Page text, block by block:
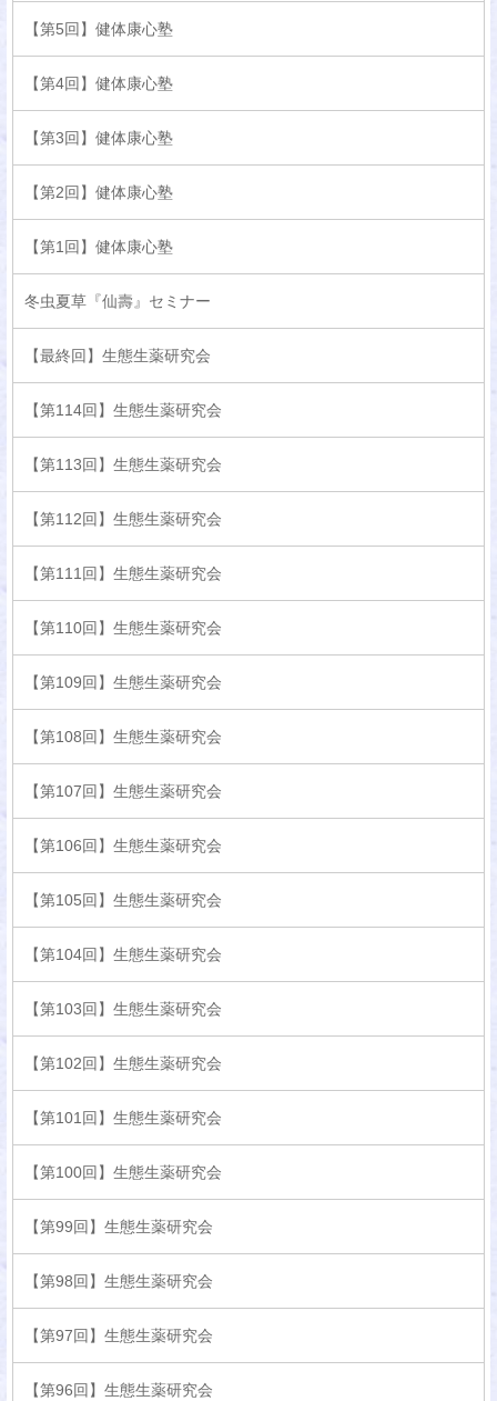
【第5回】健体康心塾
【第4回】健体康心塾
【第3回】健体康心塾
【第2回】健体康心塾
【第1回】健体康心塾
冬虫夏草『仙壽』セミナー
【最終回】生態生薬研究会
【第114回】生態生薬研究会
【第113回】生態生薬研究会
【第112回】生態生薬研究会
【第111回】生態生薬研究会
【第110回】生態生薬研究会
【第109回】生態生薬研究会
【第108回】生態生薬研究会
【第107回】生態生薬研究会
【第106回】生態生薬研究会
【第105回】生態生薬研究会
【第104回】生態生薬研究会
【第103回】生態生薬研究会
【第102回】生態生薬研究会
【第101回】生態生薬研究会
【第100回】生態生薬研究会
【第99回】生態生薬研究会
【第98回】生態生薬研究会
【第97回】生態生薬研究会
【第96回】生態生薬研究会